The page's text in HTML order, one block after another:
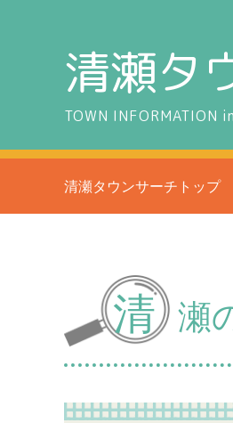
清瀬タ
TOWN INFORMATION
清瀬タウンサーチトップ
清 瀬